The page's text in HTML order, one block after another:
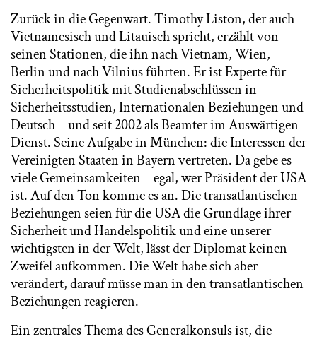
Zurück in die Gegenwart. Timothy Liston, der auch
Vietnamesisch und Litauisch spricht, erzählt von
seinen Stationen, die ihn nach Vietnam, Wien,
Berlin und nach Vilnius führten. Er ist Experte für
Sicherheitspolitik mit Studienabschlüssen in
Sicherheitsstudien, Internationalen Beziehungen und
Deutsch – und seit 2002 als Beamter im Auswärtigen
Dienst. Seine Aufgabe in München: die Interessen der
Vereinigten Staaten in Bayern vertreten. Da gebe es
viele Gemeinsamkeiten – egal, wer Präsident der USA
ist. Auf den Ton komme es an. Die transatlantischen
Beziehungen seien für die USA die Grundlage ihrer
Sicherheit und Handelspolitik und eine unserer
wichtigsten in der Welt, lässt der Diplomat keinen
Zweifel aufkommen. Die Welt habe sich aber
verändert, darauf müsse man in den transatlantischen
Beziehungen reagieren.
Ein zentrales Thema des Generalkonsuls ist, die